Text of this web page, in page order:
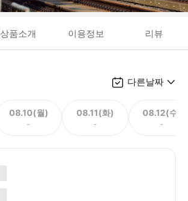
상품소개 이용정보 리뷰
다른날짜
08.10(월)
-
08.11(화)
-
08.12(수)
-